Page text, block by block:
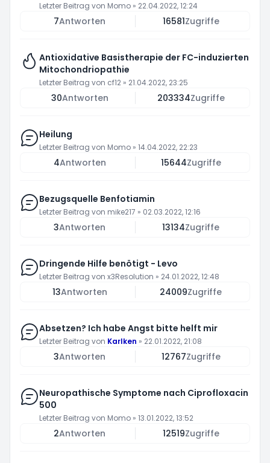
Letzter Beitrag von Momo » 22.04.2022, 12:24
7Antworten 16581Zugriffe
Antioxidative Basistherapie der FC-induzierten
Mitochondriopathie
Letzter Beitrag von cf12 » 21.04.2022, 23:25
30Antworten 203334Zugriffe
Heilung
Letzter Beitrag von Momo » 14.04.2022, 22:23
4Antworten 15644Zugriffe
Bezugsquelle Benfotiamin
Letzter Beitrag von mike217 » 02.03.2022, 12:16
3Antworten 13134Zugriffe
Dringende Hilfe benötigt - Levo
Letzter Beitrag von x3Resolution » 24.01.2022, 12:48
13Antworten 24009Zugriffe
Absetzen? Ich habe Angst bitte helft mir
Letzter Beitrag von Karlken » 22.01.2022, 21:08
3Antworten 12767Zugriffe
Neuropathische Symptome nach Ciprofloxacin
500
Letzter Beitrag von Momo » 13.01.2022, 13:52
2Antworten 12519Zugriffe